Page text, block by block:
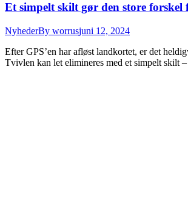
Et simpelt skilt gør den store forskel
NyhederBy worrusjuni 12, 2024
Efter GPS’en har afløst landkortet, er det
Tvivlen kan let elimineres med et simpelt skilt